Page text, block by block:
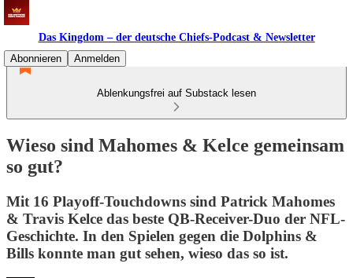
Das Kingdom – der deutsche Chiefs-Podcast & Newsletter
Abonnieren
Anmelden
Ablenkungsfrei auf Substack lesen
Wieso sind Mahomes & Kelce gemeinsam
so gut?
Mit 16 Playoff-Touchdowns sind Patrick Mahomes
& Travis Kelce das beste QB-Receiver-Duo der NFL-
Geschichte. In den Spielen gegen die Dolphins &
Bills konnte man gut sehen, wieso das so ist.